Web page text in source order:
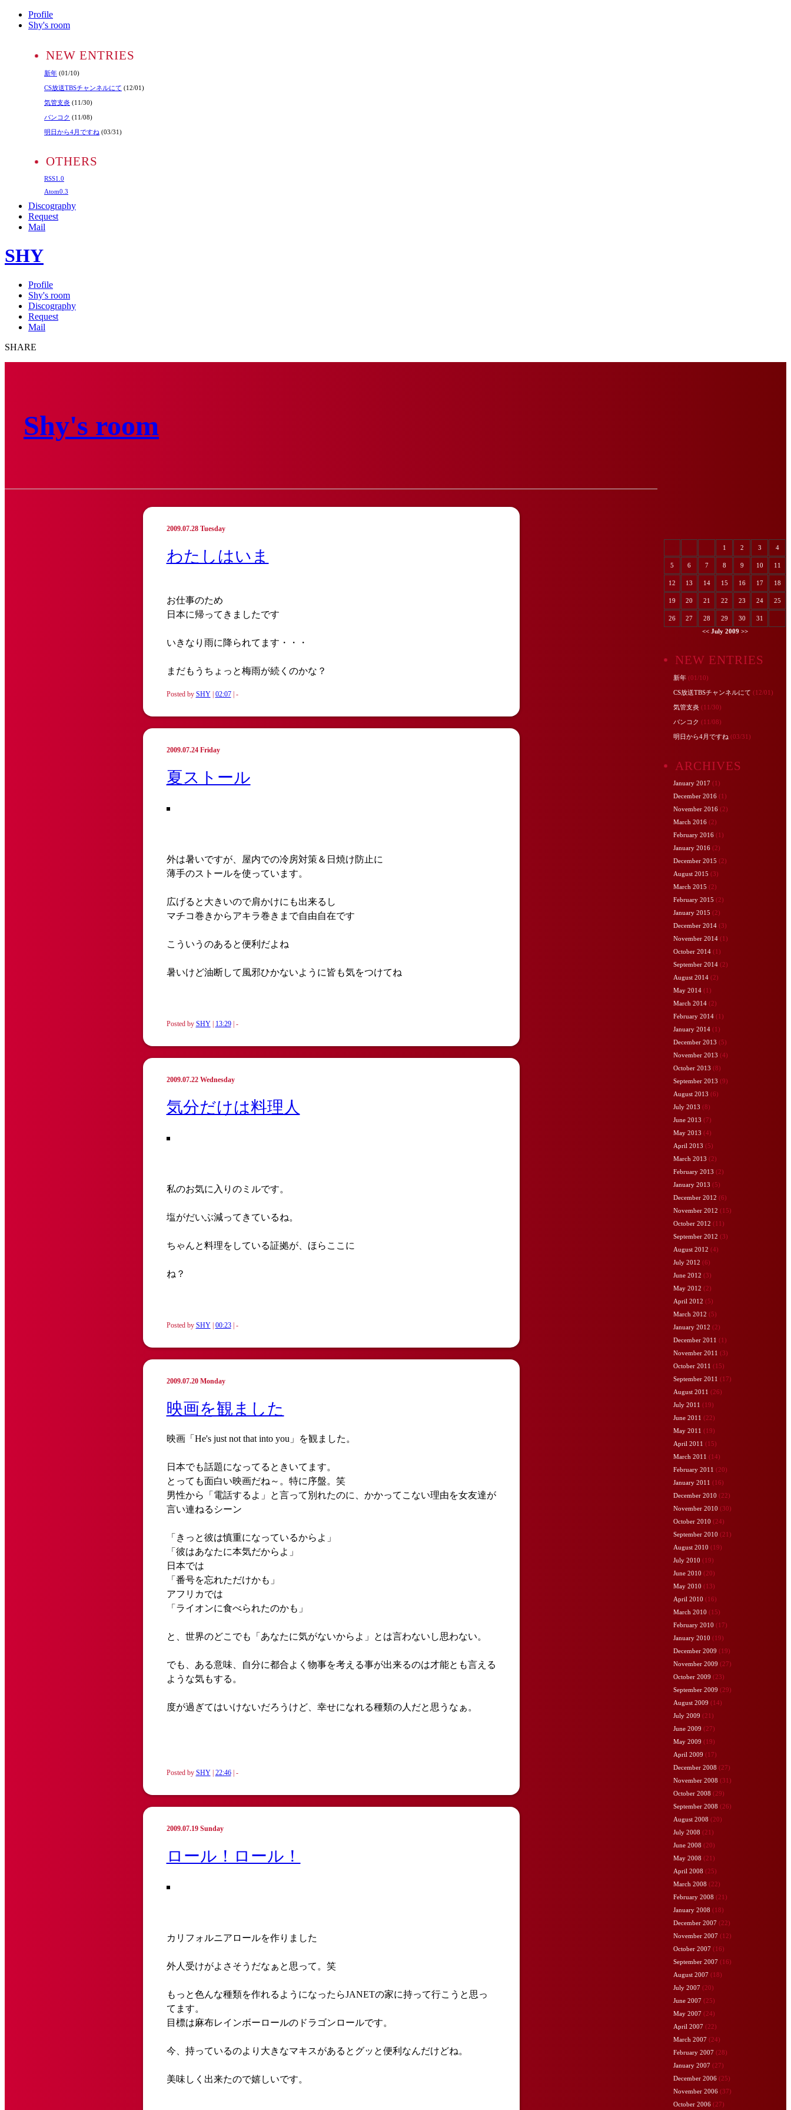
Profile
Shy's room
NEW ENTRIES
新年 (01/10)
CS放送TBSチャンネルにて (12/01)
気管支炎 (11/30)
バンコク (11/08)
明日から4月ですね (03/31)
OTHERS
RSS1.0
Atom0.3
Discography
Request
Mail
SHY
Profile
Shy's room
Discography
Request
Mail
SHARE
1 2 3 4
5 6 7 8 9 10 11
12 13 14 15 16 17 18
19 20 21 22 23 24 25
26 27 28 29 30
31
<<July 2009 >>
NEW ENTRIES
新年 (01/10)
CS放送TBSチャンネルにて (12/01)
気管支炎 (11/30)
バンコク (11/08)
明日から4月ですね (03/31)
ARCHIVES
January 2017 (1)
December 2016 (1)
November 2016 (2)
March 2016 (2)
February 2016 (1)
January 2016 (2)
December 2015 (2)
August 2015 (3)
March 2015 (2)
February 2015 (2)
January 2015 (2)
December 2014 (3)
November 2014 (1)
October 2014 (1)
September 2014 (2)
August 2014 (2)
May 2014 (1)
March 2014 (2)
February 2014 (1)
January 2014 (1)
December 2013 (5)
November 2013 (4)
October 2013 (8)
September 2013 (9)
August 2013 (6)
July 2013 (8)
June 2013 (7)
May 2013 (4)
April 2013 (5)
March 2013 (2)
February 2013 (2)
January 2013 (5)
December 2012 (6)
November 2012 (15)
October 2012 (11)
September 2012 (3)
August 2012 (4)
July 2012 (6)
June 2012 (3)
May 2012 (2)
April 2012 (5)
March 2012 (5)
January 2012 (2)
December 2011 (1)
November 2011 (3)
October 2011 (15)
September 2011 (17)
August 2011 (26)
July 2011 (19)
June 2011 (22)
May 2011 (19)
April 2011 (15)
March 2011 (14)
February 2011 (20)
January 2011 (16)
December 2010 (22)
November 2010 (30)
October 2010 (24)
September 2010 (21)
August 2010 (19)
July 2010 (19)
June 2010 (20)
May 2010 (13)
April 2010 (16)
March 2010 (15)
February 2010 (17)
January 2010 (19)
December 2009 (19)
November 2009 (27)
October 2009 (23)
September 2009 (29)
August 2009 (14)
July 2009 (21)
June 2009 (27)
May 2009 (19)
April 2009 (17)
December 2008 (27)
November 2008 (31)
October 2008 (29)
September 2008 (26)
August 2008 (20)
July 2008 (21)
June 2008 (20)
May 2008 (21)
April 2008 (25)
March 2008 (22)
February 2008 (21)
January 2008 (18)
December 2007 (22)
November 2007 (12)
October 2007 (16)
September 2007 (16)
August 2007 (18)
July 2007 (20)
June 2007 (25)
May 2007 (24)
April 2007 (22)
March 2007 (24)
February 2007 (28)
January 2007 (27)
December 2006 (25)
November 2006 (37)
October 2006 (27)
Shy's room
2009.07.28 Tuesday
わたしはいま
お仕事のため
日本に帰ってきましたです
いきなり雨に降られてます・・・
まだもうちょっと梅雨が続くのかな？
Posted by SHY| 02:07| -
2009.07.24 Friday
夏ストール
外は暑いですが、屋内での冷房対策＆日焼け防止に
薄手のストールを使っています。
広げると大きいので肩かけにも出来るし
マチコ巻きからアキラ巻きまで自由自在です
こういうのあると便利だよね
暑いけど油断して風邪ひかないように皆も気をつけてね
Posted by SHY| 13:29| -
2009.07.22 Wednesday
気分だけは料理人
私のお気に入りのミルです。
塩がだいぶ減ってきているね。
ちゃんと料理をしている証拠が、ほらここに
ね？
Posted by SHY| 00:23| -
2009.07.20 Monday
映画を観ました
映画「He's just not that into you」を観ました。
日本でも話題になってるときいてます。
とっても面白い映画だね～。特に序盤。笑
男性から「電話するよ」と言って別れたのに、かかってこない理由を女友達が
言い連ねるシーン
「きっと彼は慎重になっているからよ」
「彼はあなたに本気だからよ」
日本では
「番号を忘れただけかも」
アフリカでは
「ライオンに食べられたのかも」
と、世界のどこでも「あなたに気がないからよ」とは言わないし思わない。
でも、ある意味、自分に都合よく物事を考える事が出来るのは才能とも言える
ような気もする。
度が過ぎてはいけないだろうけど、幸せになれる種類の人だと思うなぁ。
Posted by SHY| 22:46| -
2009.07.19 Sunday
ロール！ロール！
カリフォルニアロールを作りました
外人受けがよさそうだなぁと思って。笑
もっと色んな種類を作れるようになったらJANETの家に持って行こうと思っ
てます。
目標は麻布レインボーロールのドラゴンロールです。
今、持っているのより大きなマキスがあるとグッと便利なんだけどね。
美味しく出来たので嬉しいです。